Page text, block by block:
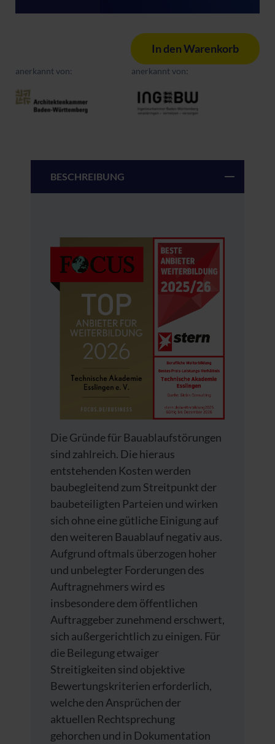
In den Warenkorb
anerkannt von: anerkannt von:
BESCHREIBUNG
Die Gründe für Bauablaufstörungen
sind zahlreich. Die hieraus
entstehenden Kosten werden
baubegleitend zum Streitpunkt der
baubeteiligten Parteien und wirken
sich ohne eine gütliche Einigung auf
den weiteren Bauablauf negativ aus.
Aufgrund oftmals überzogen hoher
und unbelegter Forderungen des
Auftragnehmers wird es
insbesondere dem öffentlichen
Auftraggeber zunehmend erschwert,
sich außergerichtlich zu einigen. Für
die Beilegung etwaiger
Streitigkeiten sind objektive
Bewertungskriterien erforderlich,
welche den Ansprüchen der
aktuellen Rechtsprechung
gehorchen und in Dokumentation